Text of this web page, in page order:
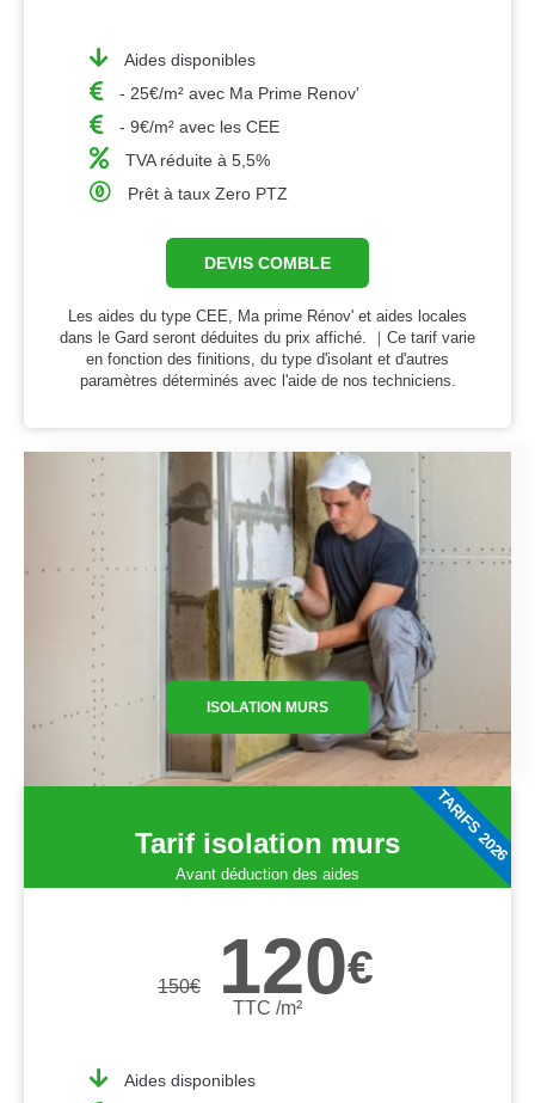
Aides disponibles
- 25€/m² avec Ma Prime Renov'
- 9€/m² avec les CEE
TVA réduite à 5,5%
Prêt à taux Zero PTZ
DEVIS COMBLE
Les aides du type CEE, Ma prime Rénov' et aides locales
dans le Gard seront déduites du prix affiché. ｜Ce tarif varie
en fonction des finitions, du type d'isolant et d'autres
paramètres déterminés avec l'aide de nos techniciens.
ISOLATION MURS
Tarif isolation murs
Avant déduction des aides
150€ 120€
TTC /m²
Aides disponibles
TARIFS 2026